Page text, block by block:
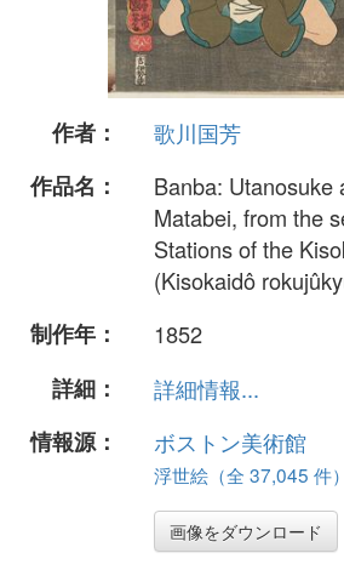
作者：
歌川国芳
作品名：
Banba: Utanosuke
Matabei, from the
Stations of the
(Kisokaidô
制作年：
1852
詳細：
詳細情報...
情報源：
ボストン美術館
浮世絵（全 37,045 件
画像をダウンロード